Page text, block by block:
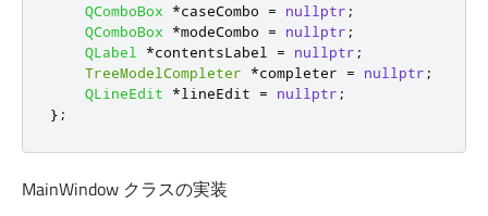
QComboBox
*caseCombo = nullptr ;
QComboBox
*modeCombo = nullptr ;
QLabel
*contentsLabel = nullptr ;
TreeModelCompleter
*completer = nullptr ;
QLineEdit
*lineEdit = nullptr ;
};
MainWindow クラスの実装